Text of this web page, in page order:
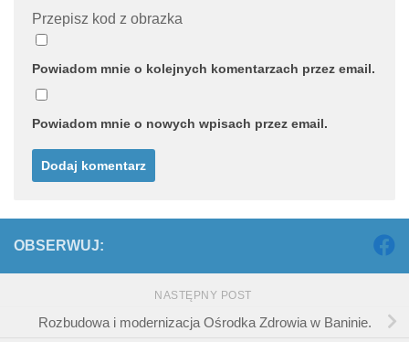
Przepisz kod z obrazka
Powiadom mnie o kolejnych komentarzach przez email.
Powiadom mnie o nowych wpisach przez email.
OBSERWUJ:
NASTĘPNY POST
Rozbudowa i modernizacja Ośrodka Zdrowia w Baninie.